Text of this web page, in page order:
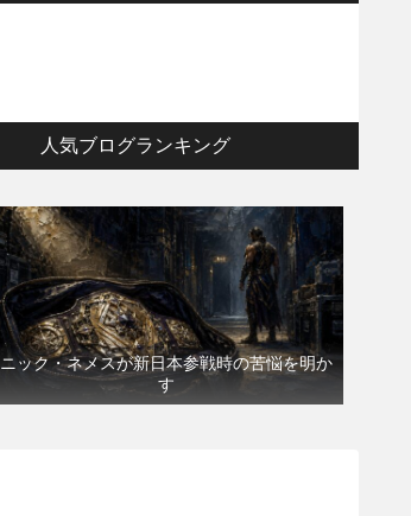
人気ブログランキング
ニック・ネメスが新日本参戦時の苦悩を明か
す